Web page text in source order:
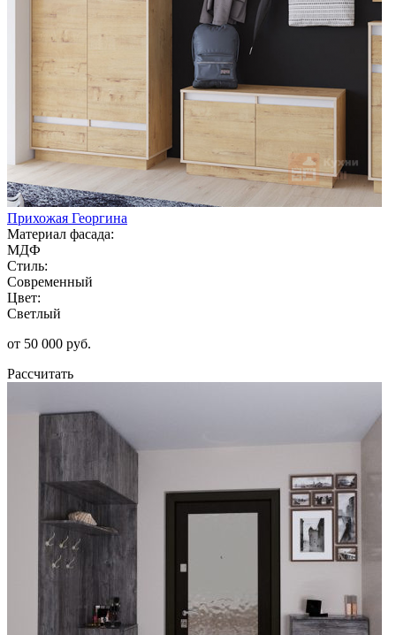
Прихожая Георгина
Материал фасада:
МДФ
Стиль:
Современный
Цвет:
Светлый
от 50 000 руб.
Рассчитать